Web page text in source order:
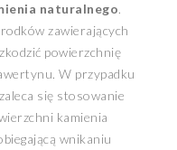
naturalnego.
zawierających
powierzchnię
W przypadku
się stosowanie
kamienia
wnikaniu